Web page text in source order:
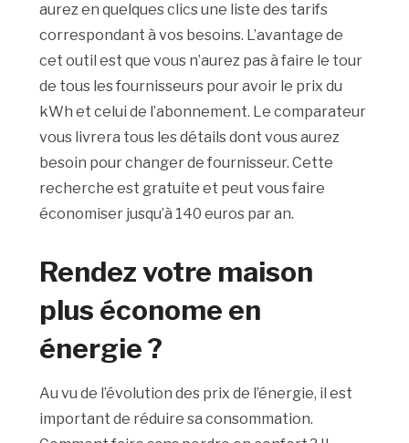
aurez en quelques clics une liste des tarifs
correspondant à vos besoins. L’avantage de
cet outil est que vous n’aurez pas à faire le tour
de tous les fournisseurs pour avoir le prix du
kWh et celui de l’abonnement. Le comparateur
vous livrera tous les détails dont vous aurez
besoin pour changer de fournisseur. Cette
recherche est gratuite et peut vous faire
économiser jusqu’à 140 euros par an.
Rendez votre maison
plus économe en
énergie ?
Au vu de l’évolution des prix de l’énergie, il est
important de réduire sa consommation.